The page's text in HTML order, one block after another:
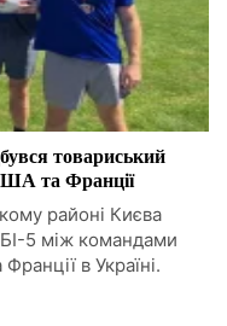
товариський
та Франції
районі Києва
5 між командами
в Україні.